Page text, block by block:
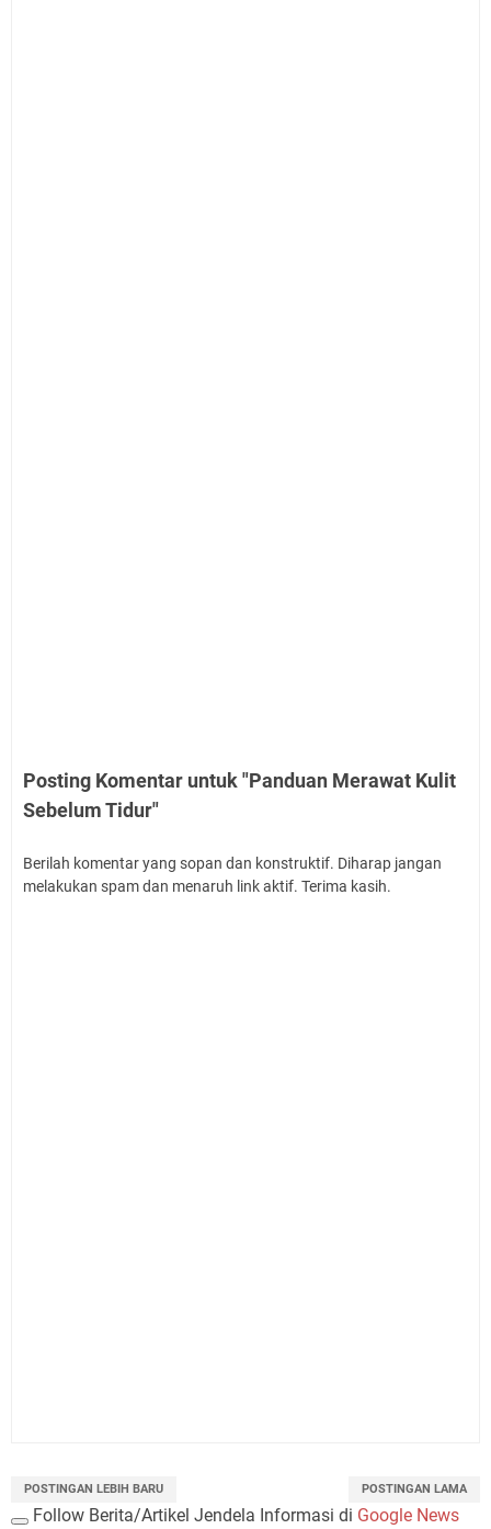
Posting Komentar untuk "Panduan Merawat Kulit
Sebelum Tidur"
Berilah komentar yang sopan dan konstruktif. Diharap jangan
melakukan spam dan menaruh link aktif. Terima kasih.
POSTINGAN LEBIH BARU POSTINGAN LAMA
Follow Berita/Artikel Jendela Informasi di Google News